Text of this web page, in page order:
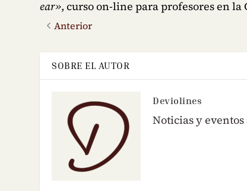
ear», curso on-line para profesores en la
Anterior
SOBRE EL AUTOR
Deviolines
Noticias y